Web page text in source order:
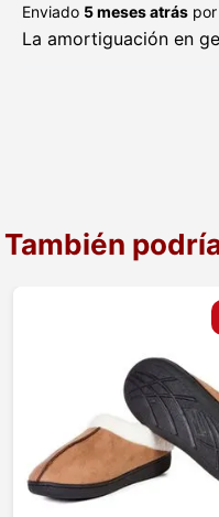
Enviado 5 meses atrás por
La amortiguación en
También